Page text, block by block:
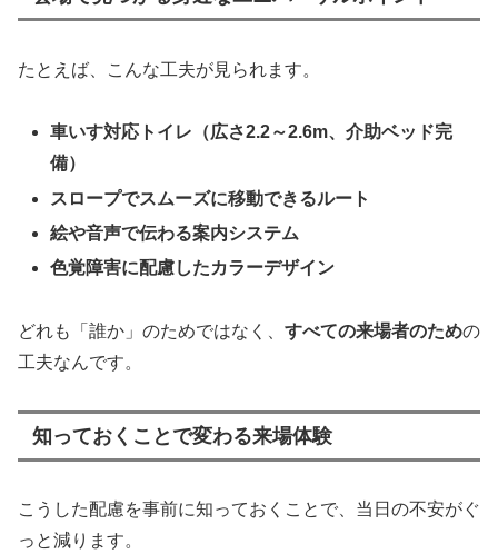
たとえば、こんな工夫が見られます。
車いす対応トイレ（広さ2.2～2.6m、介助ベッド完
備）
スロープでスムーズに移動できるルート
絵や音声で伝わる案内システム
色覚障害に配慮したカラーデザイン
どれも「誰か」のためではなく、 すべての来場者のための
工夫なんです。
知っておくことで変わる来場体験
こうした配慮を事前に知っておくことで、当日の不安がぐ
っと減ります。